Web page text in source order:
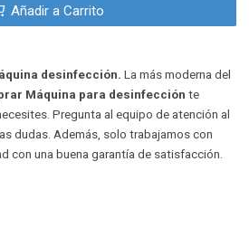
Añadir a Carrito
desinfección. La más moderna del
Máquina para desinfección te
Pregunta al equipo de atención al
dudas. Además, solo trabajamos con
con una buena garantía de satisfacción.